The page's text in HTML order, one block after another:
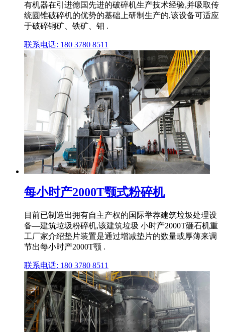
有机器在引进德国先进的破碎机生产技术经验,并吸取传
统圆锥破碎机的优势的基础上研制生产的,该设备可适应
于破碎铜矿、铁矿、钼 .
联系电话: 180 3780 8511
每小时产2000T颚式粉碎机
目前已制造出拥有自主产权的国际举荐建筑垃圾处理设
备—建筑垃圾粉碎机,该建筑垃圾 小时产2000T砸石机重
工厂家介绍垫片装置是通过增减垫片的数量或厚薄来调
节出每小时产2000T颚 .
联系电话: 180 3780 8511